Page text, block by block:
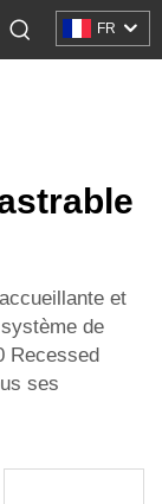
FR
et
de
Recessed
ses